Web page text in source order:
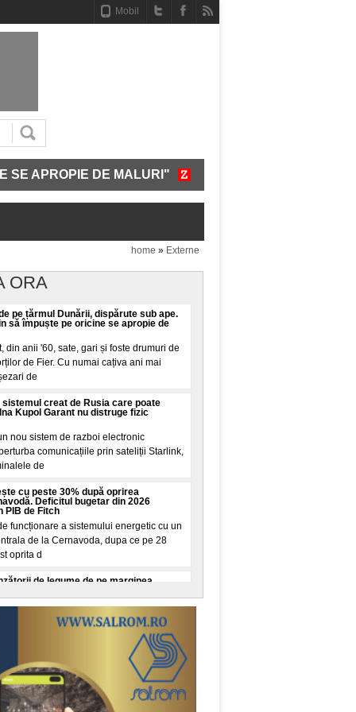
Mobil
DE MALURI" CUM FUNCȚIONEAZĂ SISTEMUL
home » Externe
ORA
pe țărmul Dunării, dispărute sub ape.
să împuște pe oricine se apropie de
din anii '60, sate, gari și foste drumuri de
de Fier. Cu numai cațiva ani mai
de
creat de Rusia care poate
Kupol Garant nu distruge fizic
nou sistem de razboi electronic
comunicațiile prin sateliții Starlink,
de
cu peste 30% după oprirea
Deficitul bugetar din 2026
PIB de Fitch
funcționare a sistemului energetic cu un
de la Cernavoda, dupa ce pe 28
oprita d
de legume de pe marginea
rutiere"
sancțiuni comercianților de legume-
au vandut ilicit produse tradiționale sau
patru bărbați cu o foarfecă în
Martor: „O cunosc de la centru"
reținuta dupa atacul comis miercuri, 5
una dintre cele mai aglomerate